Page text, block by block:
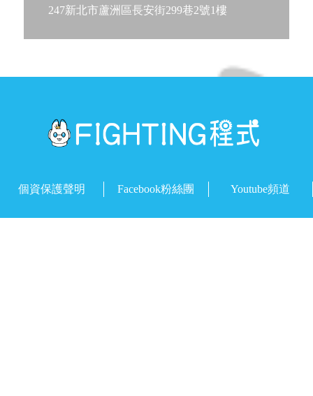
247新北市蘆洲區長安街299巷2號1樓
個資保護聲明 Facebook粉絲團 Youtube頻道